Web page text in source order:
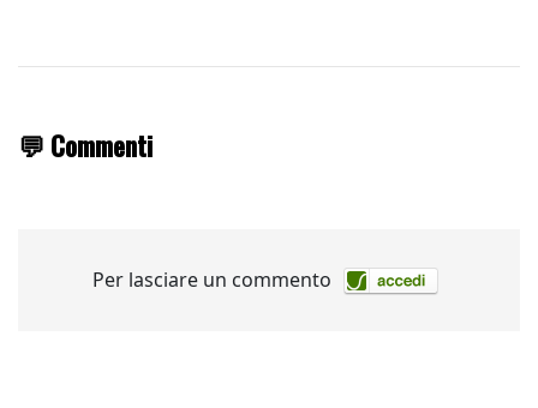
💬 Commenti